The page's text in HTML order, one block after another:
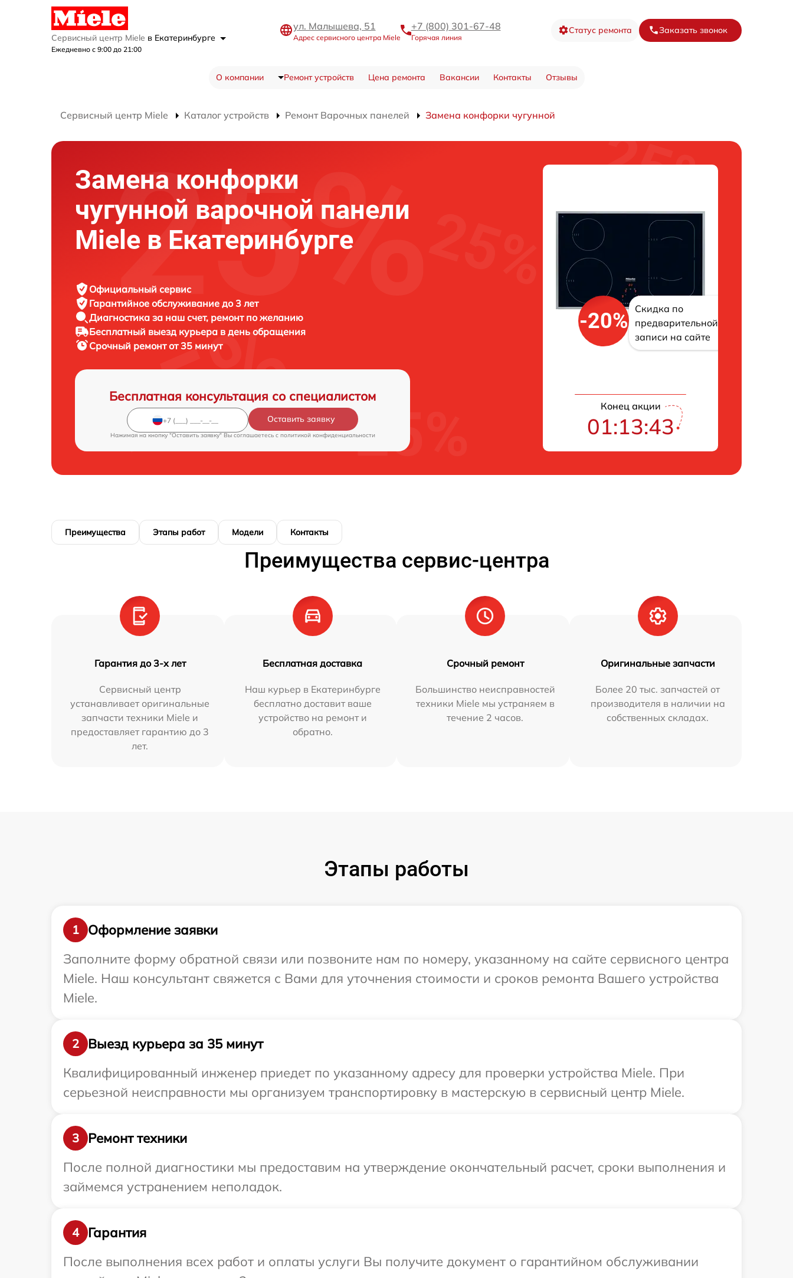
Сервисный центр Miele в Екатеринбурге
Ежедневно с 9:00 до 21:00
ул. Малышева, 51
Адрес сервисного центра Miele
+7 (800) 301-67-48
Горячая линия
Статус ремонта Заказать звонок
О компании Ремонт устройств Цена ремонта Вакансии Контакты Отзывы
Сервисный центр Miele Каталог устройств Ремонт Варочных панелей Замена конфорки чугунной
Замена конфорки
чугунной варочной панели
Miele в Екатеринбурге
Официальный сервис
Гарантийное обслуживание до 3 лет
Диагностика за наш счет, ремонт по желанию
Бесплатный выезд курьера в день обращения
Срочный ремонтот 35 минут
Бесплатная консультация со специалистом
Оставить заявку
Нажимая на кнопку "Оставить заявку" Вы соглашаетесь c политикой конфиденциальности
-20%
Скидка по
предварительной
записи на сайте
Конец акции
01:13:42
Преимущества Этапы работ Модели Контакты
Преимущества сервис-центра
Гарантия до 3-х лет
Сервисный центр
устанавливает оригинальные
запчасти техники Miele и
предоставляет гарантию до 3
лет.
Бесплатная доставка
Наш курьер в Екатеринбурге
бесплатно доставит ваше
устройство на ремонт и
обратно.
Срочный ремонт
Большинство неисправностей
техники Miele мы устраняем в
течение 2 часов.
Оригинальные запчасти
Более 20 тыс. запчастей от
производителя в наличии на
собственных складах.
Этапы работы
1
Оформление заявки
Заполните форму обратной связи или позвоните нам по номеру, указанному на сайте сервисного центра
Miele. Наш консультант свяжется с Вами для уточнения стоимости и сроков ремонта Вашего устройства
Miele.
2
Выезд курьера за 35 минут
Квалифицированный инженер приедет по указанному адресу для проверки устройства Miele. При
серьезной неисправности мы организуем транспортировку в мастерскую в сервисный центр Miele.
3
Ремонт техники
После полной диагностики мы предоставим на утверждение окончательный расчет, сроки выполнения и
займемся устранением неполадок.
4
Гарантия
После выполнения всех работ и оплаты услуги Вы получите документ о гарантийном обслуживании